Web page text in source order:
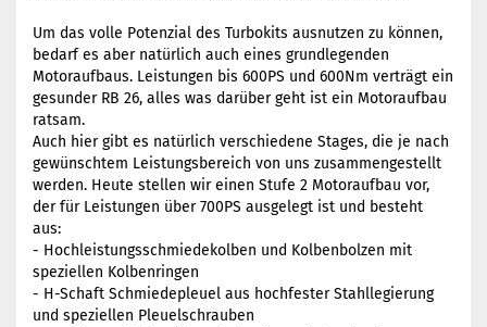
Um das volle Potenzial des Turbokits ausnutzen zu können,
bedarf es aber natürlich auch eines grundlegenden
Motoraufbaus. Leistungen bis 600PS und 600Nm verträgt ein
gesunder RB 26, alles was darüber geht ist ein Motoraufbau
ratsam.
Auch hier gibt es natürlich verschiedene Stages, die je nach
gewünschtem Leistungsbereich von uns zusammengestellt
werden. Heute stellen wir einen Stufe 2 Motoraufbau vor,
der für Leistungen über 700PS ausgelegt ist und besteht
aus:
- Hochleistungsschmiedekolben und Kolbenbolzen mit
speziellen Kolbenringen
- H-Schaft Schmiedepleuel aus hochfester Stahllegierung
und speziellen Pleuelschrauben